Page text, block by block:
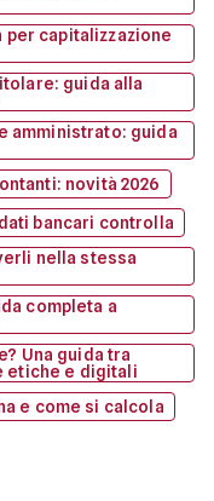
per capitalizzazione
guida alla
amministrato: guida
novità 2026
bancari controlla
nella stessa
completa a
Una guida tra
etiche e digitali
e come si calcola